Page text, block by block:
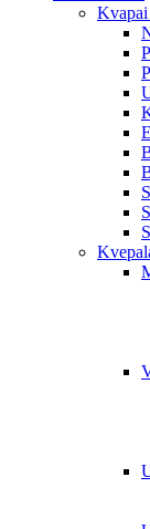
Kvapai